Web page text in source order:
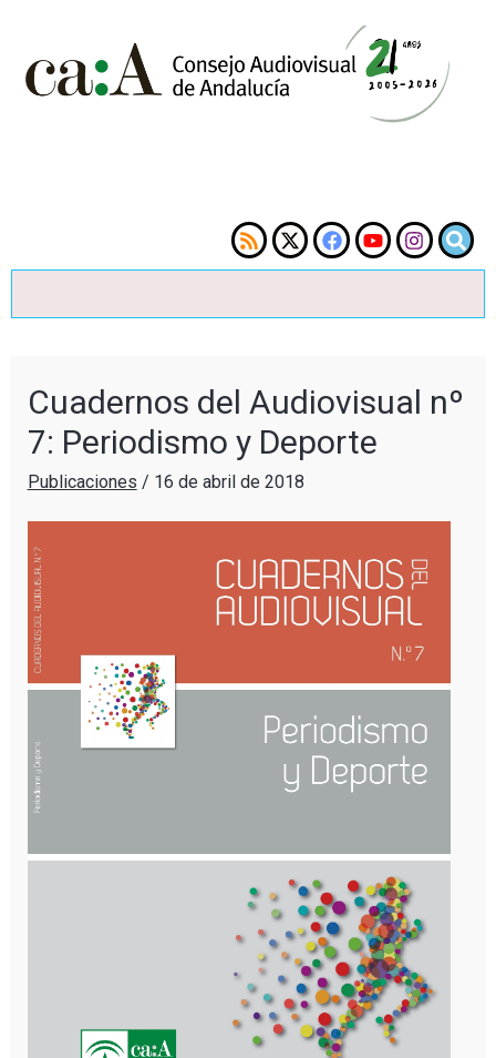
Cuadernos del Audiovisual nº
7: Periodismo y Deporte
Publicaciones / 16 de abril de 2018